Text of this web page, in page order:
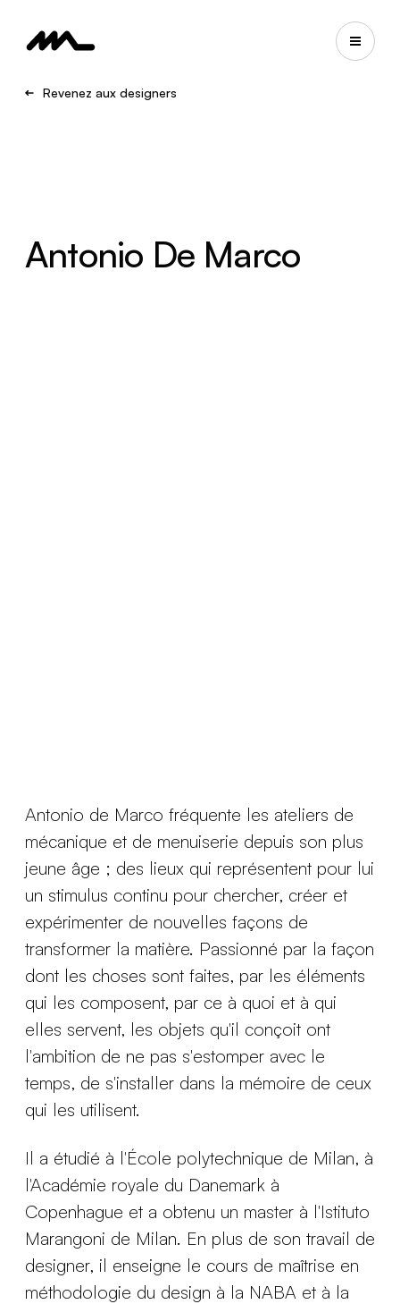
Revenez aux designers
Antonio De Marco
Antonio de Marco fréquente les ateliers de
mécanique et de menuiserie depuis son plus
jeune âge ; des lieux qui représentent pour lui
un stimulus continu pour chercher, créer et
expérimenter de nouvelles façons de
transformer la matière. Passionné par la façon
dont les choses sont faites, par les éléments
qui les composent, par ce à quoi et à qui
elles servent, les objets qu'il conçoit ont
l'ambition de ne pas s'estomper avec le
temps, de s'installer dans la mémoire de ceux
qui les utilisent.
Il a étudié à l'École polytechnique de Milan, à
l'Académie royale du Danemark à
Copenhague et a obtenu un master à l'Istituto
Marangoni de Milan. En plus de son travail de
designer, il enseigne le cours de maîtrise en
méthodologie du design à la NABA et à la